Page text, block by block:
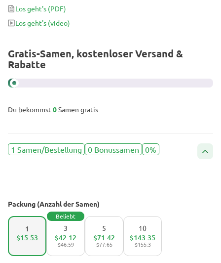
ist wie ein Sonnenstrahl an einem trüben Tag: Sie erfüllt dich mit
einem sofortigen Glücksgefühl, das stundenlang anhält, bevor es
in ein entspanntes Körpergefühl übergeht, ohne dich an die Couch
Los geht's (PDF)
Los geht's (video)
Gratis-Samen, kostenloser Versand &
Rabatte
Du bekommst 0Samen gratis
1 Samen/Bestellung 0 Bonussamen 0%
Packung (Anzahl der Samen)
1
$15.53
3
Beliebt
$46.59
$42.12
5
$77.65
$71.42
10
$155.3
$143.35